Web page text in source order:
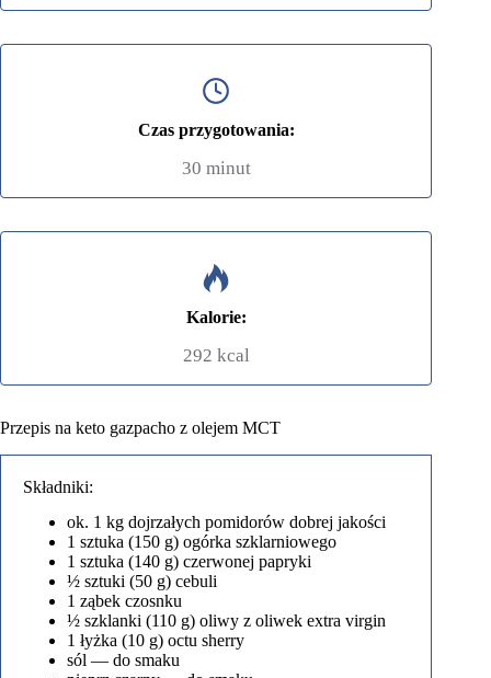
Czas przygotowania:
30 minut
Kalorie:
292 kcal
Przepis na keto gazpacho z olejem MCT
Składniki:
ok. 1 kg dojrzałych pomidorów dobrej jakości
1 sztuka (150 g) ogórka szklarniowego
1 sztuka (140 g) czerwonej papryki
½ sztuki (50 g) cebuli
1 ząbek czosnku
½ szklanki (110 g) oliwy z oliwek extra virgin
1 łyżka (10 g) octu sherry
sól — do smaku